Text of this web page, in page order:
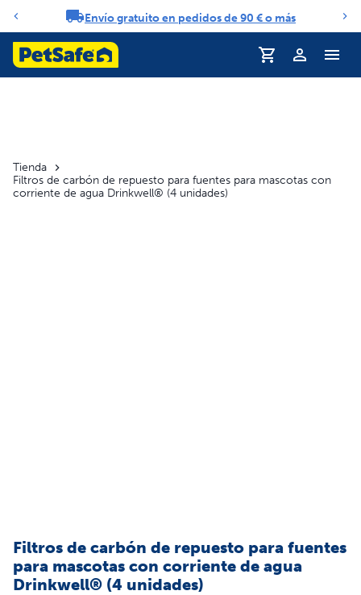
Carrusel de notificacionesEnvío gratuito en pedidos de 90 € o más
Perfil
Tienda
Filtros de carbón de repuesto para fuentes para mascotas con
corriente de agua Drinkwell® (4 unidades)
Filtros de carbón de repuesto para fuentes
para mascotas con corriente de agua
Drinkwell® (4 unidades)